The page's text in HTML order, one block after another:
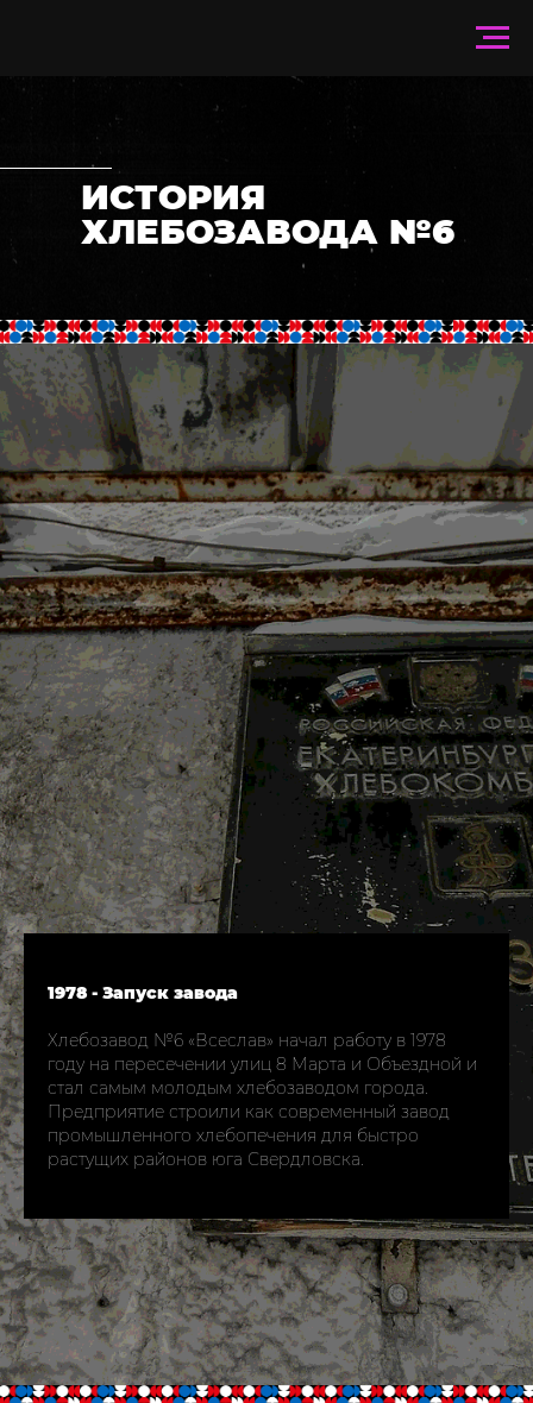
ИСТОРИЯ
ХЛЕБОЗАВОДА №6
1978 - Запуск завода
Хлебозавод №6 «Всеслав» начал работу в 1978
году на пересечении улиц 8 Марта и Объездной и
стал самым молодым хлебозаводом города.
Предприятие строили как современный завод
промышленного хлебопечения для быстро
растущих районов юга Свердловска.